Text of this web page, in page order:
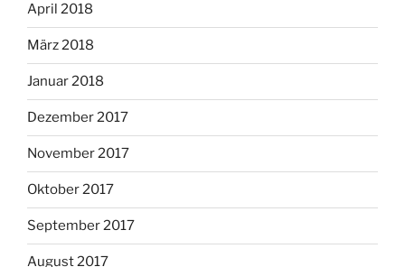
April 2018
März 2018
Januar 2018
Dezember 2017
November 2017
Oktober 2017
September 2017
August 2017